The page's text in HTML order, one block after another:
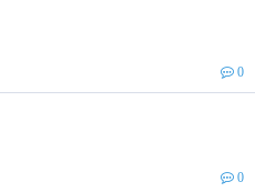
0
0